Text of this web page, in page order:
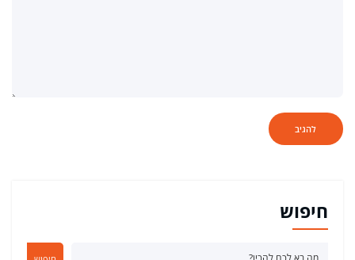
חיפוש